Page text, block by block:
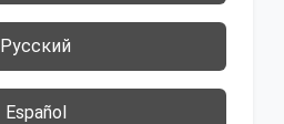
Русский
Español